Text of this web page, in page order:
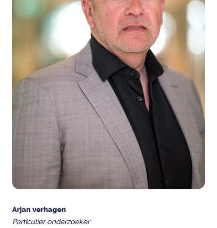
Arjan verhagen
Particulier onderzoeker